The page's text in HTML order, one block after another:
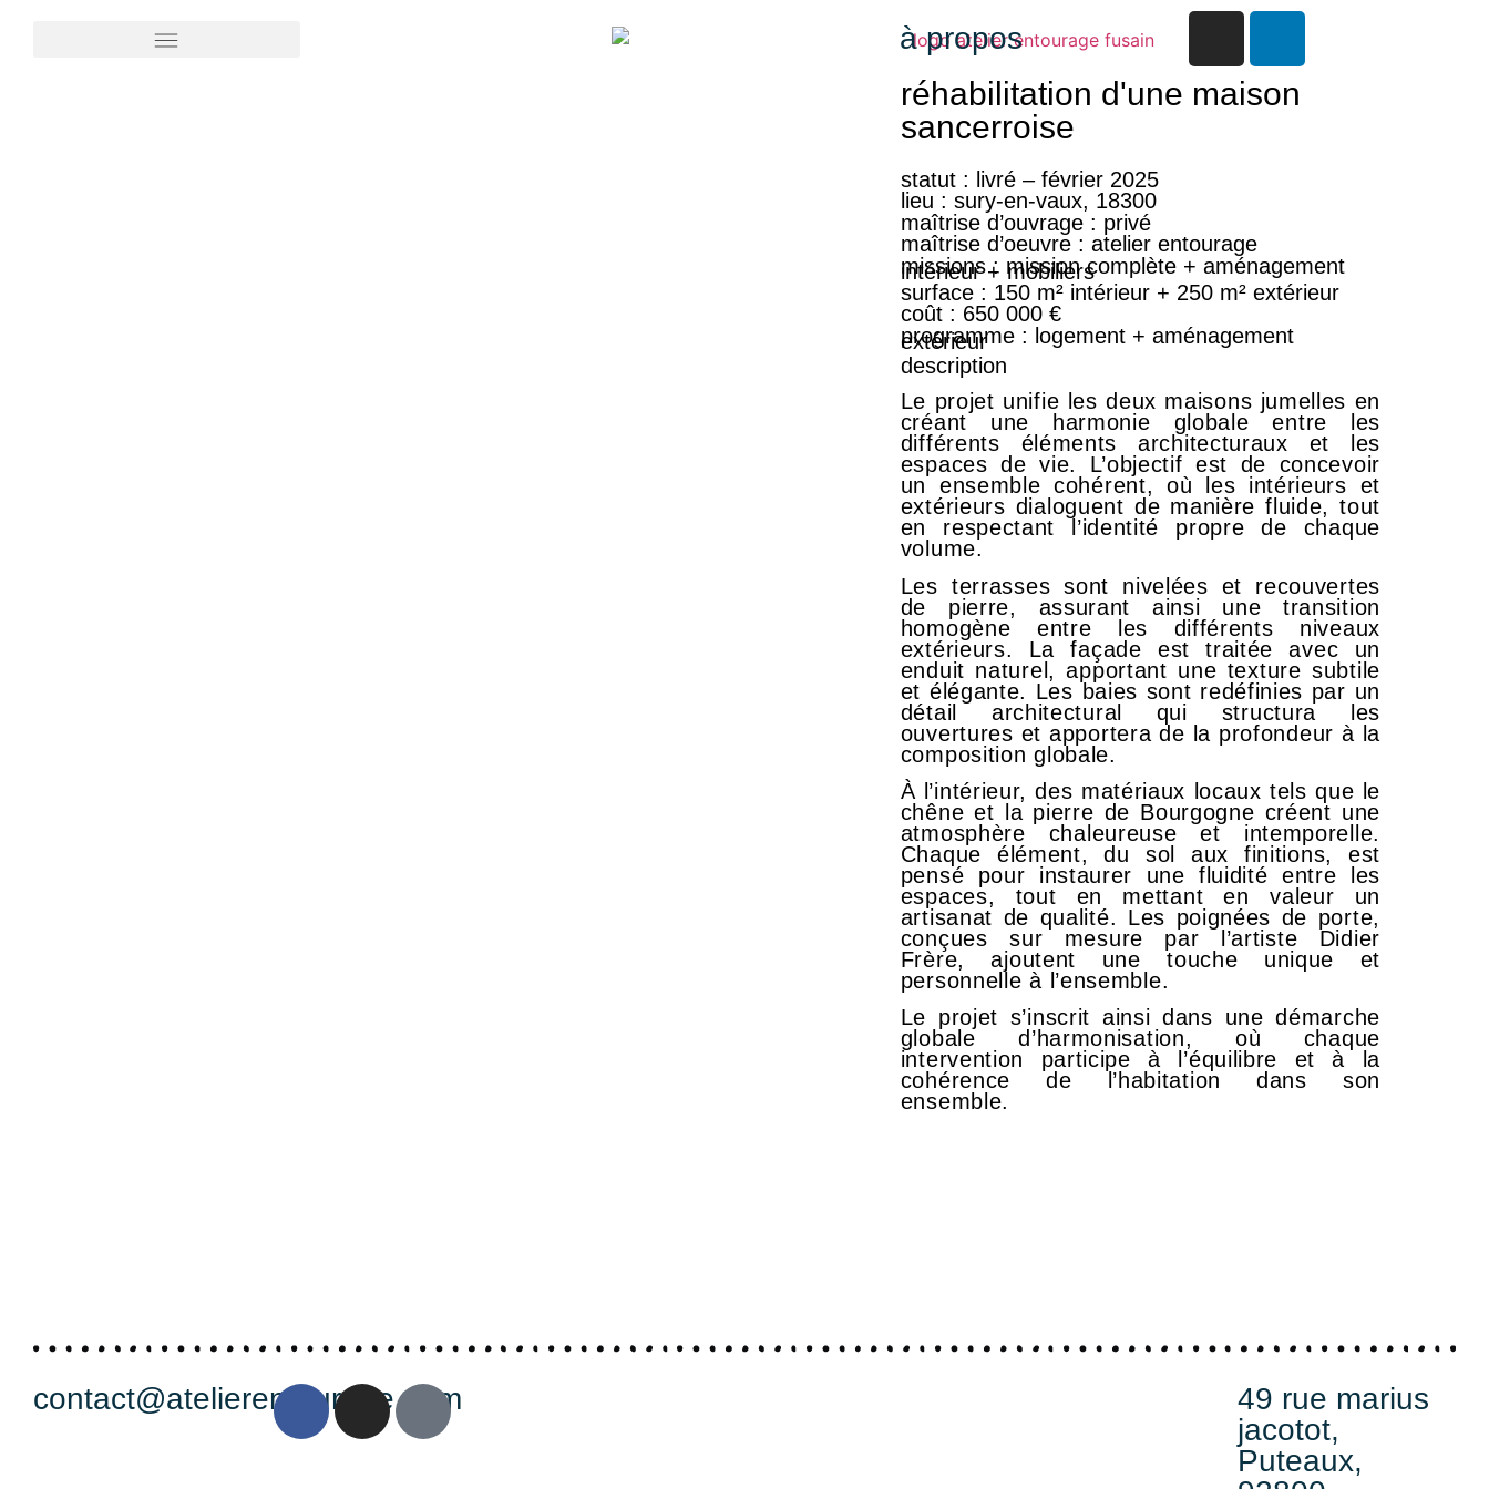
à propos
réhabilitation d'une maison
sancerroise
statut : livré – février 2025
lieu : sury-en-vaux, 18300
maîtrise d’ouvrage: privé
maîtrise d’oeuvre: atelier entourage
missions: mission complète + aménagement
intérieur + mobiliers
surface: 150 m² intérieur + 250 m² extérieur
coût: 650 000 €
programme: logement + aménagement
extérieur
description
Le projet unifie les deux maisons jumelles en
créant une harmonie globale entre les
différents éléments architecturaux et les
espaces de vie. L’objectif est de concevoir
un ensemble cohérent, où les intérieurs et
extérieurs dialoguent de manière fluide, tout
en respectant l’identité propre de chaque
volume.
Les terrasses sont nivelées et recouvertes
de pierre, assurant ainsi une transition
homogène entre les différents niveaux
extérieurs. La façade est traitée avec un
enduit naturel, apportant une texture subtile
et élégante. Les baies sont redéfinies par un
détail architectural qui structura les
ouvertures et apportera de la profondeur à la
composition globale.
À l’intérieur, des matériaux locaux tels que le
chêne et la pierre de Bourgogne créent une
atmosphère chaleureuse et intemporelle.
Chaque élément, du sol aux finitions, est
pensé pour instaurer une fluidité entre les
espaces, tout en mettant en valeur un
artisanat de qualité. Les poignées de porte,
conçues sur mesure par l’artiste Didier
Frère, ajoutent une touche unique et
personnelle à l’ensemble.
Le projet s’inscrit ainsi dans une démarche
globale d’harmonisation, où chaque
intervention participe à l’équilibre et à la
cohérence de l’habitation dans son
ensemble.
contact@atelierentourage.com
49 rue marius
jacotot,
Puteaux,